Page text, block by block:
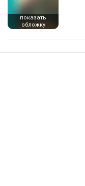
показать
обложку